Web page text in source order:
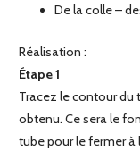
De la colle –
Réalisation :
Étape 1
Tracez le contour du
obtenu. Ce sera le
tube pour le fermer à